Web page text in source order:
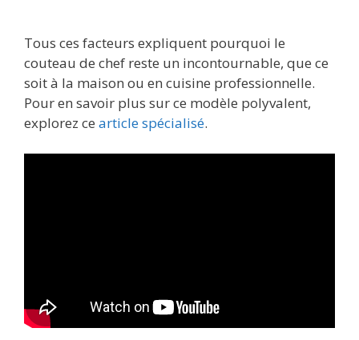
Tous ces facteurs expliquent pourquoi le
couteau de chef reste un incontournable, que ce
soit à la maison ou en cuisine professionnelle.
Pour en savoir plus sur ce modèle polyvalent,
explorez ce article spécialisé.